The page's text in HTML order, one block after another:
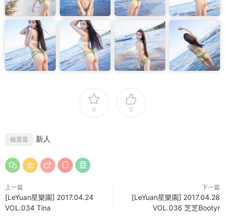
0 0
楊晨晨 新人
上一篇
[LeYuan星樂園] 2017.04.24
VOL.034 Tina
下一篇
[LeYuan星樂園] 2017.04.28
VOL.036 芝芝Bootyr